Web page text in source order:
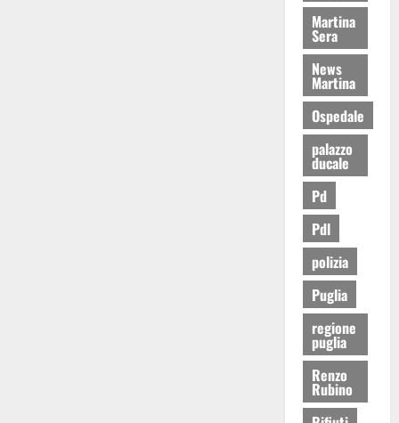
Martina
Sera
News
Martina
Ospedale
palazzo
ducale
Pd
Pdl
polizia
Puglia
regione
puglia
Renzo
Rubino